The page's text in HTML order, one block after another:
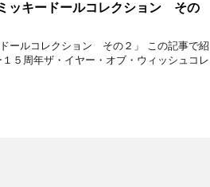
ッキードールコレクション その
ールコレクション その２」 この記事で紹
周年ザ・イヤー・オブ・ウィッシュコレ